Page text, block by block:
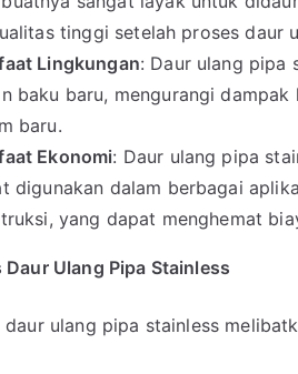
tinggi setelah proses daur
Lingkungan: Daur ulang pipa
baku baru, mengurangi
baru.
Ekonomi: Daur ulang pipa
digunakan dalam berbagai
yang dapat menghemat
Daur Ulang Pipa Stainless
daur ulang pipa stainless